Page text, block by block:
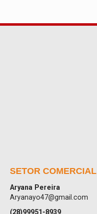
SETOR COMERCIAL
Aryana Pereira
Aryanayo47@gmail.com
(28)99951-8939